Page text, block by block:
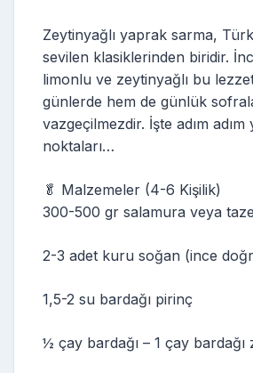
Zeytinyağlı yaprak sarma,
sevilen klasiklerinden biridir.
limonlu ve zeytinyağlı bu
günlerde hem de günlük
vazgeçilmezdir. İşte adım adım
noktaları…
🥬 Malzemeler (4-6 Kişilik)
300-500 gr salamura veya
2-3 adet kuru soğan (ince
1,5-2 su bardağı pirinç
½ çay bardağı – 1 çay bardağı